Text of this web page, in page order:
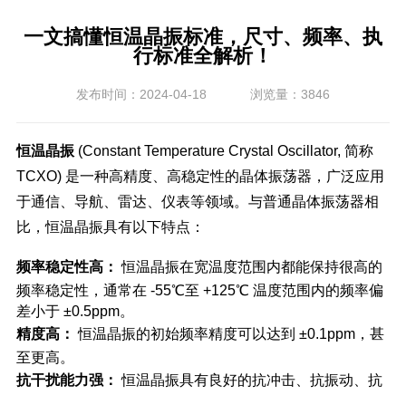
一文搞懂恒温晶振标准，尺寸、频率、执
行标准全解析！
发布时间：2024-04-18 浏览量：3846
恒温晶振(Constant Temperature Crystal Oscillator, 简称
TCXO) 是一种高精度、高稳定性的晶体振荡器，广泛应用
于通信、导航、雷达、仪表等领域。与普通晶体振荡器相
比，恒温晶振具有以下特点：
频率稳定性高： 恒温晶振在宽温度范围内都能保持很高的
频率稳定性，通常在 -55℃至 +125℃ 温度范围内的频率偏
差小于 ±0.5ppm。
精度高： 恒温晶振的初始频率精度可以达到 ±0.1ppm，甚
至更高。
抗干扰能力强： 恒温晶振具有良好的抗冲击、抗振动、抗